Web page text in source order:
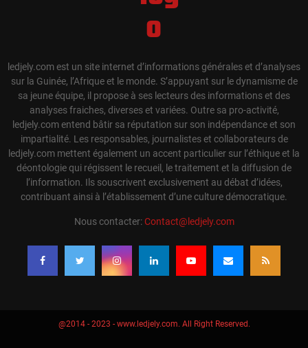
ledjely.com est un site internet d’informations générales et d’analyses
sur la Guinée, l’Afrique et le monde. S’appuyant sur le dynamisme de
sa jeune équipe, il propose à ses lecteurs des informations et des
analyses fraiches, diverses et variées. Outre sa pro-activité,
ledjely.com entend bâtir sa réputation sur son indépendance et son
impartialité. Les responsables, journalistes et collaborateurs de
ledjely.com mettent également un accent particulier sur l’éthique et la
déontologie qui régissent le recueil, le traitement et la diffusion de
l’information. Ils souscrivent exclusivement au débat d’idées,
contribuant ainsi à l’établissement d’une culture démocratique.
Nous contacter:Contact@ledjely.com
@2014 - 2023 - www.ledjely.com. All Right Reserved.